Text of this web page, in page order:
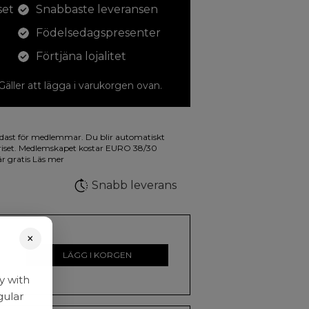
Snabbaste leveransen
Födelsedagspresenter
Förtjäna lojalitet
att lägga i varukorgen ovan.
teckningar med. På illustrationen på
färger.
för medlemmar. Du blir automatiskt
Medlemskapet kostar EURO 38/30
gratis Läs mer
Snabb leverans
LÄGG I KORGEN
×
with